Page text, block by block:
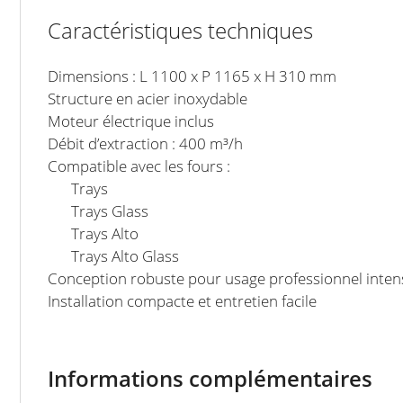
Caractéristiques techniques
Dimensions : L 1100 x P 1165 x H 310 mm
Structure en acier inoxydable
Moteur électrique inclus
Débit d’extraction : 400 m³/h
Compatible avec les fours :
Trays
Trays Glass
Trays Alto
Trays Alto Glass
Conception robuste pour usage professionnel
Installation compacte et entretien facile
Informations complémentaires